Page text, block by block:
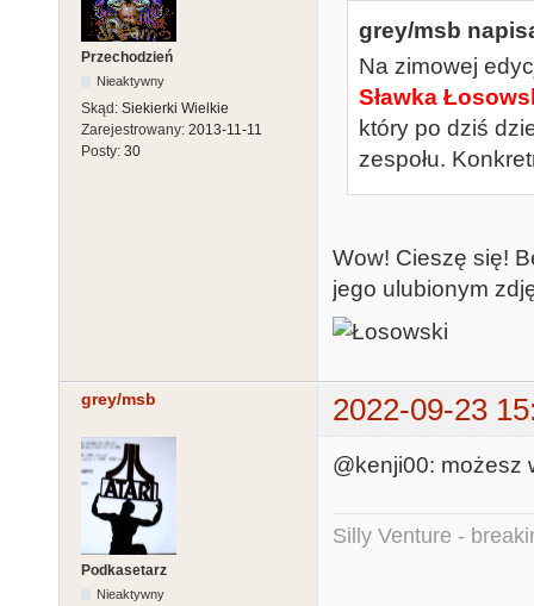
Przechodzień
Nieaktywny
Skąd: Siekierki Wielkie
Zarejestrowany: 2013-11-11
Posty: 30
grey/msb
Na zimowej
Sławka
który po dziś
zespołu.
Wow! Cieszę się!
jego ulubionym
grey/msb 2022-09-23
Podkasetarz
Nieaktywny
@kenji00: możesz
Silly Venture -